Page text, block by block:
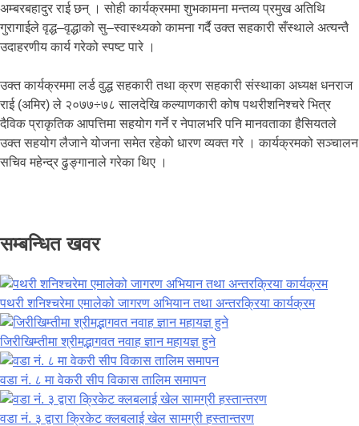
अम्बरबहादुर राई छन् । सोही कार्यक्रममा शुभकामना मन्तव्य प्रमुख अतिथि
गुरागाईले वृद्ध–वृद्धाको सु–स्वास्थ्यको कामना गर्दै उक्त सहकारी सँस्थाले अत्यन्तै
उदाहरणीय कार्य गरेको स्पष्ट पारे ।
उक्त कार्यक्रममा लर्ड वुद्ध सहकारी तथा क्रण सहकारी संस्थाका अध्यक्ष धनराज
राई (अमिर) ले २०७७÷७८ सालदेखि कल्याणकारी कोष पथरीशनिश्चरे भित्र
दैविक प्राकृतिक आपत्तिमा सहयोग गर्ने र नेपालभरि पनि मानवताका हैसियतले
उक्त सहयोग लैजाने योजना समेत रहेको धारण व्यक्त गरे । कार्यक्रमको सञ्चालन
सचिव महेन्द्र ढुङ्गानाले गरेका थिए ।
सम्बन्धित खवर
पथरी शनिश्चरेमा एमालेको जागरण अभियान तथा अन्तरक्रिया कार्यक्रम
जिरीखिम्तीमा श्रीमद्भागवत नवाह ज्ञान महायज्ञ हुने
वडा नं. ८ मा वेकरी सीप विकास तालिम समापन
वडा नं. ३ द्वारा क्रिकेट क्लबलाई खेल सामग्री हस्तान्तरण